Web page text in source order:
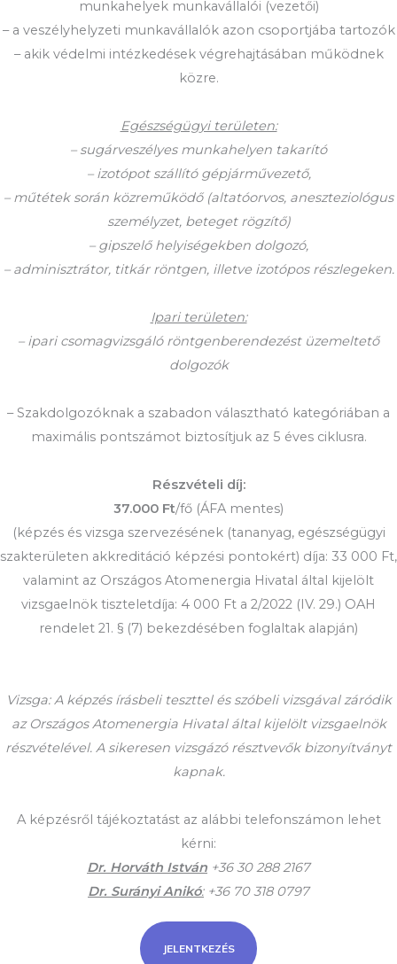
munkahelyek munkavállalói (vezetői)
– a veszélyhelyzeti munkavállalók azon csoportjába tartozók
– akik védelmi intézkedések végrehajtásában működnek
közre.
Egészségügyi területen:
– sugárveszélyes munkahelyen takarító
– izotópot szállító gépjárművezető,
– műtétek során közreműködő (altatóorvos, aneszteziológus
személyzet, beteget rögzítő)
– gipszelő helyiségekben dolgozó,
– adminisztrátor, titkár röntgen, illetve izotópos részlegeken.
Ipari területen:
– ipari csomagvizsgáló röntgenberendezést üzemeltető
dolgozók
– Szakdolgozóknak a szabadon választható kategóriában a
maximális pontszámot biztosítjuk az 5 éves ciklusra.
Részvételi díj:
37.000 Ft/fő (ÁFA mentes)
(képzés és vizsga szervezésének (tananyag, egészségügyi
szakterületen akkreditáció képzési pontokért) díja: 33 000 Ft,
valamint az Országos Atomenergia Hivatal által kijelölt
vizsgaelnök tiszteletdíja: 4 000 Ft a 2/2022 (IV. 29.) OAH
rendelet 21. § (7) bekezdésében foglaltak alapján)
Vizsga: A képzés írásbeli teszttel és szóbeli vizsgával záródik
az Országos Atomenergia Hivatal által kijelölt vizsgaelnök
részvételével. A sikeresen vizsgázó résztvevők bizonyítványt
kapnak.
A képzésről tájékoztatást az alábbi telefonszámon lehet
kérni:
Dr. Horváth István +36 30 288 2167
Dr. Surányi Anikó:+36 70 318 0797
JELENTKEZÉS